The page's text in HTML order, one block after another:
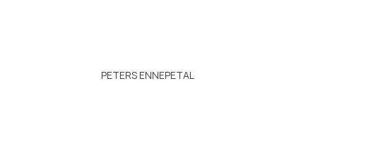
PETERS ENNEPETAL